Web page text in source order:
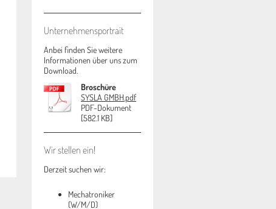
Unternehmensportrait
Anbei finden Sie weitere
Informationen über uns zum
Download.
Broschüre
SYSLA GMBH.pdf
PDF-Dokument
[582.1 KB]
Wir stellen ein!
Derzeit suchen wir:
Mechatroniker
(W/M/D)